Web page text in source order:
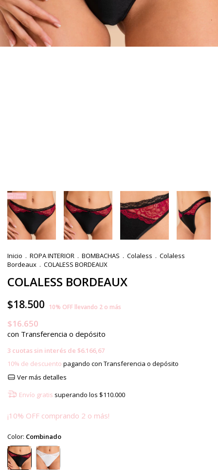
Inicio . ROPA INTERIOR . BOMBACHAS . Colaless . Colaless
Bordeaux . COLALESS BORDEAUX
COLALESS BORDEAUX
$18.500 10% OFF llevando 2 o más
$16.650
con Transferencia o depósito
3 cuotas sin interés de $6.166,67
10% de descuento pagando con Transferencia o depósito
Ver más detalles
Envío gratis superando los $110.000
¡10% OFF comprando 2 o más!
Color: Combinado